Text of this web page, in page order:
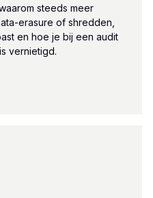
steeds meer
erasure of shredden,
en hoe je bij een audit
vernietigd.